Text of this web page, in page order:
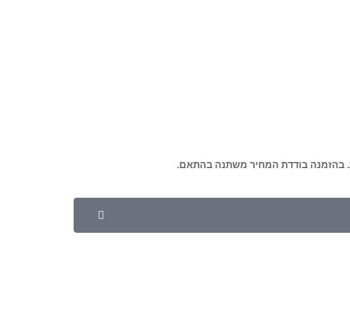
בהזמנה בודדת המחיר משתנה בהתאם.